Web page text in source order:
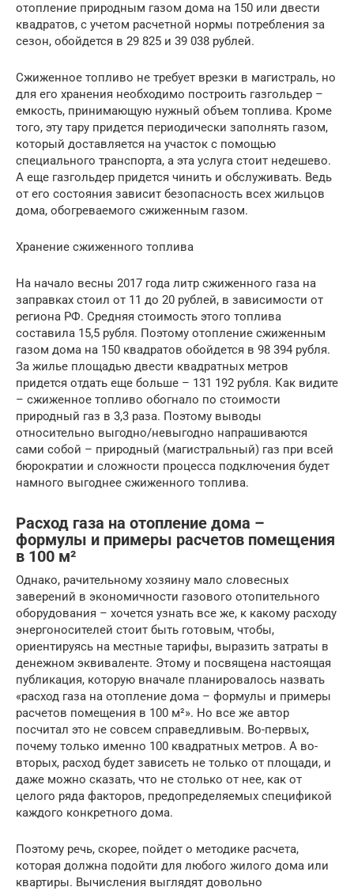
отопление природным газом дома на 150 или двести
квадратов, с учетом расчетной нормы потребления за
сезон, обойдется в 29 825 и 39 038 рублей.
Сжиженное топливо не требует врезки в магистраль, но
для его хранения необходимо построить газгольдер –
емкость, принимающую нужный объем топлива. Кроме
того, эту тару придется периодически заполнять газом,
который доставляется на участок с помощью
специального транспорта, а эта услуга стоит недешево.
А еще газгольдер придется чинить и обслуживать. Ведь
от его состояния зависит безопасность всех жильцов
дома, обогреваемого сжиженным газом.
Хранение сжиженного топлива
На начало весны 2017 года литр сжиженного газа на
заправках стоил от 11 до 20 рублей, в зависимости от
региона РФ. Средняя стоимость этого топлива
составила 15,5 рубля. Поэтому отопление сжиженным
газом дома на 150 квадратов обойдется в 98 394 рубля.
За жилье площадью двести квадратных метров
придется отдать еще больше – 131 192 рубля. Как видите
– сжиженное топливо обогнало по стоимости
природный газ в 3,3 раза. Поэтому выводы
относительно выгодно/невыгодно напрашиваются
сами собой – природный (магистральный) газ при всей
бюрократии и сложности процесса подключения будет
намного выгоднее сжиженного топлива.
Расход газа на отопление дома –
формулы и примеры расчетов помещения
в 100 м²
Однако, рачительному хозяину мало словесных
заверений в экономичности газового отопительного
оборудования – хочется узнать все же, к какому расходу
энергоносителей стоит быть готовым, чтобы,
ориентируясь на местные тарифы, выразить затраты в
денежном эквиваленте. Этому и посвящена настоящая
публикация, которую вначале планировалось назвать
«расход газа на отопление дома – формулы и примеры
расчетов помещения в 100 м²». Но все же автор
посчитал это не совсем справедливым. Во-первых,
почему только именно 100 квадратных метров. А во-
вторых, расход будет зависеть не только от площади, и
даже можно сказать, что не столько от нее, как от
целого ряда факторов, предопределяемых спецификой
каждого конкретного дома.
Поэтому речь, скорее, пойдет о методике расчета,
которая должна подойти для любого жилого дома или
квартиры. Вычисления выглядят довольно